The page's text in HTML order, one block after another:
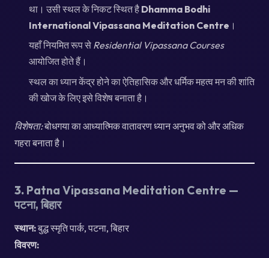
था। उसी स्थल के निकट स्थित है Dhamma Bodhi
International Vipassana Meditation Centre ।
यहाँ नियमित रूप से Residential Vipassana Courses
आयोजित होते हैं।
स्थल का ध्यान केंद्र होने का ऐतिहासिक और धर्मिक महत्व मन की शांति
की खोज के लिए इसे विशेष बनाता है।
विशेषता:बोधगया का आध्यात्मिक वातावरण ध्यान अनुभव को और अधिक
गहरा बनाता है।
3. Patna Vipassana Meditation Centre —
पटना, बिहार
स्थान:बुद्ध स्मृति पार्क, पटना, बिहार
विवरण: